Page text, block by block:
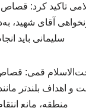
تاکید کرد: قصاص
آقای شهید،
سلیمانی باید